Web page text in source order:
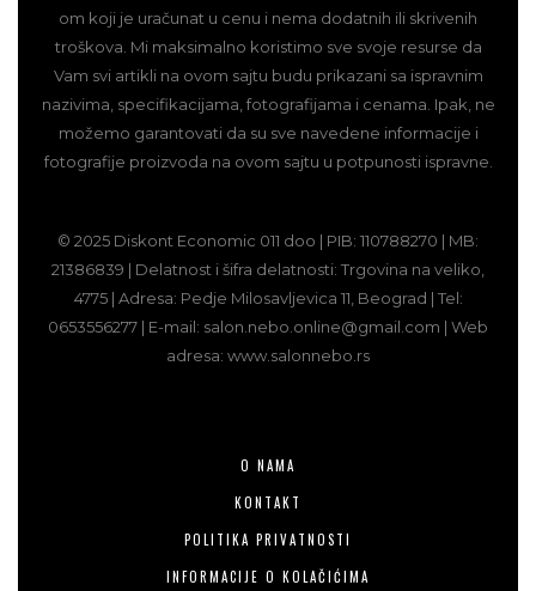
om koji je uračunat u cenu i nema dodatnih ili skrivenih
troškova. Mi maksimalno koristimo sve svoje resurse da
Vam svi artikli na ovom sajtu budu prikazani sa ispravnim
nazivima, specifikacijama, fotografijama i cenama. Ipak, ne
možemo garantovati da su sve navedene informacije i
fotografije proizvoda na ovom sajtu u potpunosti ispravne.
© 2025 Diskont Economic 011 doo | PIB: 110788270 | MB:
21386839 | Delatnost i šifra delatnosti: Trgovina na veliko,
4775 | Adresa: Pedje Milosavljevica 11, Beograd | Tel:
0653556277 | E-mail: salon.nebo.online@gmail.com | Web
adresa: www.salonnebo.rs
O NAMA
KONTAKT
POLITIKA PRIVATNOSTI
INFORMACIJE O KOLAČIĆIMA